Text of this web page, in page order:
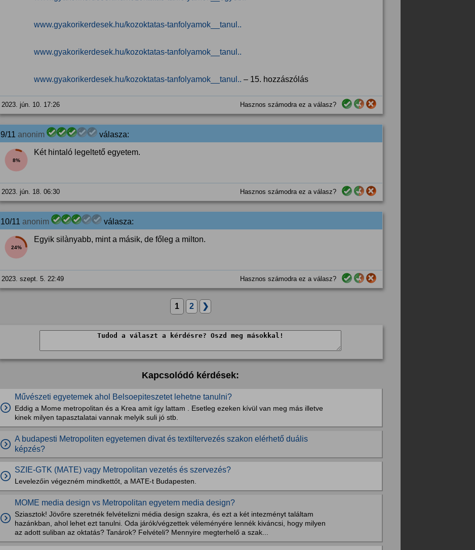
www.gyakorikerdesek.hu/kozoktatas-tanfolyamok__tanul..
www.gyakorikerdesek.hu/kozoktatas-tanfolyamok__tanul..
www.gyakorikerdesek.hu/kozoktatas-tanfolyamok__tanul.. – 15. hozzászólás
2023. jún. 10. 17:26 Hasznos számodra ez a válasz?
9/11 anonim válasza:
8%
Két hintaló legeltető egyetem.
2023. jún. 18. 06:30 Hasznos számodra ez a válasz?
10/11 anonim válasza:
24%
Egyik silànyabb, mint a másik, de főleg a milton.
2023. szept. 5. 22:49 Hasznos számodra ez a válasz?
1 2 ❯
Kapcsolódó kérdések:
Művészeti egyetemek ahol Belsoepiteszetet lehetne tanulni?
Eddig a Mome metropolitan és a Krea amit így lattam . Esetleg ezeken kívül van meg más illetve
kinek milyen tapasztalatai vannak melyik suli jó stb.
A budapesti Metropoliten egyetemen divat és textiltervezés szakon elérhető duális
képzés?
SZIE-GTK (MATE) vagy Metropolitan vezetés és szervezés?
Levelezőin végezném mindkettőt, a MATE-t Budapesten.
MOME media design vs Metropolitan egyetem media design?
Sziasztok! Jövőre szeretnék felvételizni média design szakra, és ezt a két intezményt találtam
hazánkban, ahol lehet ezt tanulni. Oda járók/végzettek véleményére lennék kiváncsi, hogy milyen
az adott suliban az oktatás? Tanárok? Felvételi? Mennyire megterhelő a szak...